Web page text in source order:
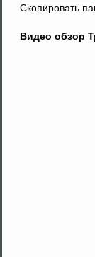
Скопировать
Видео обзор